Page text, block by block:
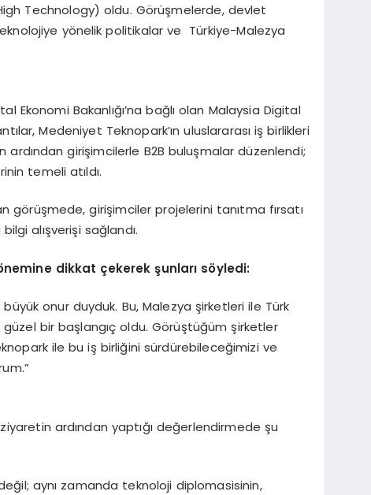
Technology) oldu. Görüşmelerde, devlet
yönelik politikalar ve Türkiye-Malezya
Ekonomi Bakanlığı’na bağlı olan Malaysia Digital
Medeniyet Teknopark’ın uluslararası iş birlikleri
girişimcilerle B2B buluşmalar düzenlendi;
temeli atıldı.
görüşmede, girişimciler projelerini tanıtma fırsatı
alışverişi sağlandı.
nemine dikkat çekerek şunları söyledi:
onur duyduk. Bu, Malezya şirketleri ile Türk
güzel bir başlangıç oldu. Görüştüğüm şirketler
ile bu iş birliğini sürdürebileceğimizi ve
ardından yaptığı değerlendirmede şu
aynı zamanda teknoloji diplomasisinin,